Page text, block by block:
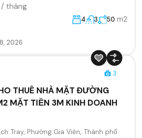
tháng
4 3 50 m2
2026
3
THUÊ NHÀ MẶT ĐƯỜNG
MẶT TIỀN 3M KINH DOANH
Tray, Phường Gia Viên, Thành phố